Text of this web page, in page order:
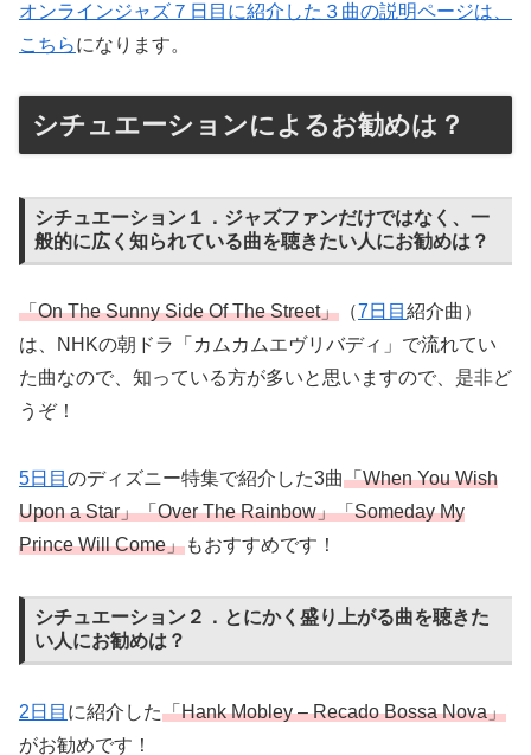
オンラインジャズ７日目に紹介した３曲の説明ページは、
こちらになります。
シチュエーションによるお勧めは？
シチュエーション１．ジャズファンだけではなく、一
般的に広く知られている曲を聴きたい人にお勧めは？
「On The Sunny Side Of The Street」 （7日目 紹介曲）
は、NHKの朝ドラ「カムカムエヴリバディ」で流れてい
た曲なので、知っている方が多いと思いますので、是非ど
うぞ！
5日目 のディズニー特集で紹介した3曲「When You Wish
Upon a Star」「Over The Rainbow」「Someday My
Prince Will Come」もおすすめです！
シチュエーション２．とにかく盛り上がる曲を聴きた
い人にお勧めは？
2日目 に紹介した「Hank Mobley – Recado Bossa Nova」
がお勧めです！